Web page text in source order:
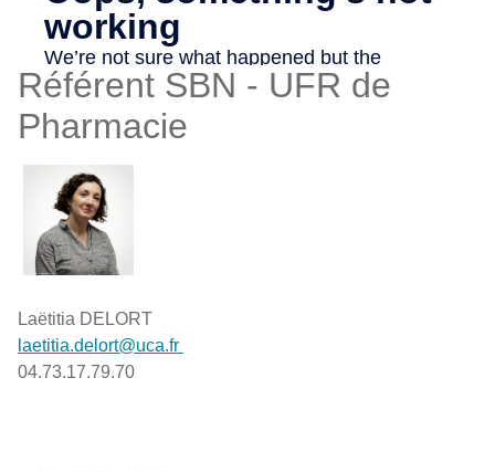
Référent SBN - UFR de
Pharmacie
Laëtitia DELORT
laetitia.delort@uca.fr
04.73.17.79.70